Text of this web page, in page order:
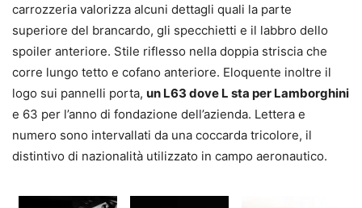
carrozzeria valorizza alcuni dettagli quali la parte
superiore del brancardo, gli specchietti e il labbro dello
spoiler anteriore. Stile riflesso nella doppia striscia che
corre lungo tetto e cofano anteriore. Eloquente inoltre il
logo sui pannelli porta, un L63 dove L sta per Lamborghini
e 63 per l’anno di fondazione dell’azienda. Lettera e
numero sono intervallati da una coccarda tricolore, il
distintivo di nazionalità utilizzato in campo aeronautico.